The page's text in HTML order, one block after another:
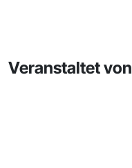
Veranstaltet von